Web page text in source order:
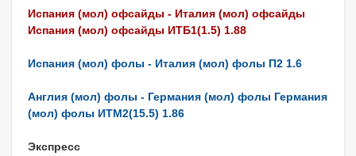
Испания (мол) офсайды - Италия (мол) офсайды
Испания (мол) офсайды ИТБ1(1.5) 1.88
Испания (мол) фолы - Италия (мол) фолы П2 1.6
Англия (мол) фолы - Германия (мол) фолы Германия
(мол) фолы ИТМ2(15.5) 1.86
Экспресс